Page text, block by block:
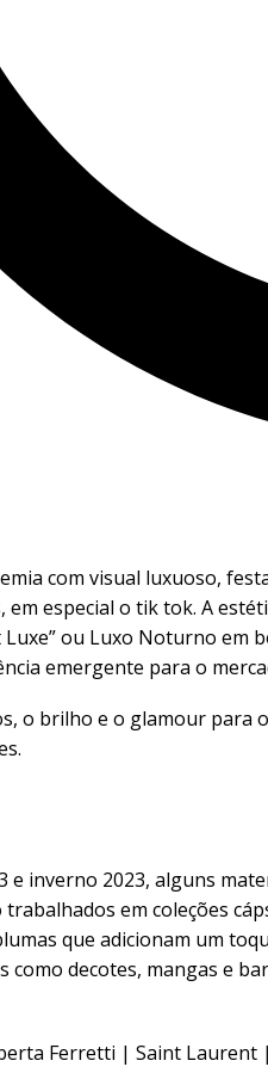
com visual luxuoso,
em especial o tik tok. A
ou Luxo Noturno em
emergente para o
o brilho e o glamour para
e inverno 2023, alguns
em coleções
que adicionam um
como decotes, mangas e
Ferretti | Saint Laurent